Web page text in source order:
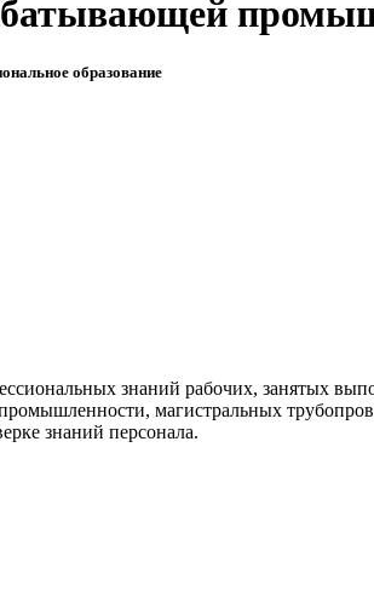
образование
знаний рабочих, занятых
магистральных
знаний персонала.